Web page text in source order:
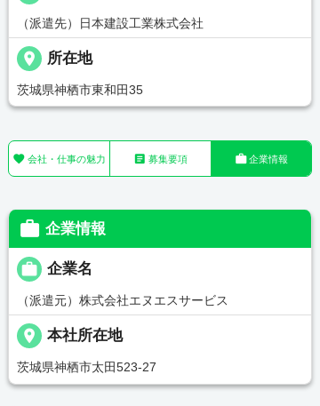
（派遣先）日本建設工業株式会社
place 所在地
茨城県神栖市東和田35
 会社・仕事の魅力  募集要項 企業情報
 企業情報
 企業名
（派遣元）株式会社エヌエスサービス
place 本社所在地
茨城県神栖市太田523-27